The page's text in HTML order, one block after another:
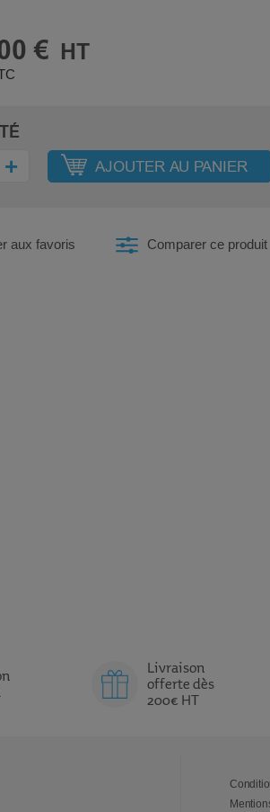
€
+ AJOUTER AU PANIER
aux favoris Comparer ce produit
Livraison
offerte dès
200€ HT